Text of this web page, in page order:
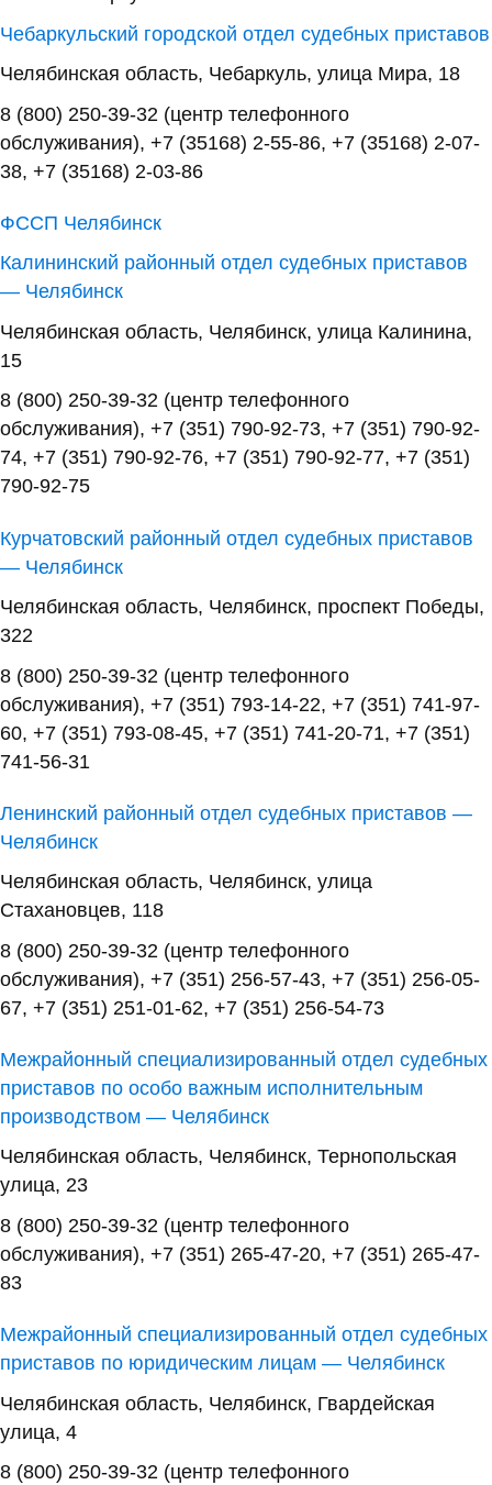
Чебаркульский городской отдел судебных приставов
Челябинская область, Чебаркуль, улица Мира, 18
8 (800) 250-39-32 (центр телефонного
обслуживания), +7 (35168) 2-55-86, +7 (35168) 2-07-
38, +7 (35168) 2-03-86
ФССП Челябинск
Калининский районный отдел судебных приставов
— Челябинск
Челябинская область, Челябинск, улица Калинина,
15
8 (800) 250-39-32 (центр телефонного
обслуживания), +7 (351) 790-92-73, +7 (351) 790-92-
74, +7 (351) 790-92-76, +7 (351) 790-92-77, +7 (351)
790-92-75
Курчатовский районный отдел судебных приставов
— Челябинск
Челябинская область, Челябинск, проспект Победы,
322
8 (800) 250-39-32 (центр телефонного
обслуживания), +7 (351) 793-14-22, +7 (351) 741-97-
60, +7 (351) 793-08-45, +7 (351) 741-20-71, +7 (351)
741-56-31
Ленинский районный отдел судебных приставов —
Челябинск
Челябинская область, Челябинск, улица
Стахановцев, 118
8 (800) 250-39-32 (центр телефонного
обслуживания), +7 (351) 256-57-43, +7 (351) 256-05-
67, +7 (351) 251-01-62, +7 (351) 256-54-73
Межрайонный специализированный отдел судебных
приставов по особо важным исполнительным
производством — Челябинск
Челябинская область, Челябинск, Тернопольская
улица, 23
8 (800) 250-39-32 (центр телефонного
обслуживания), +7 (351) 265-47-20, +7 (351) 265-47-
83
Межрайонный специализированный отдел судебных
приставов по юридическим лицам — Челябинск
Челябинская область, Челябинск, Гвардейская
улица, 4
8 (800) 250-39-32 (центр телефонного